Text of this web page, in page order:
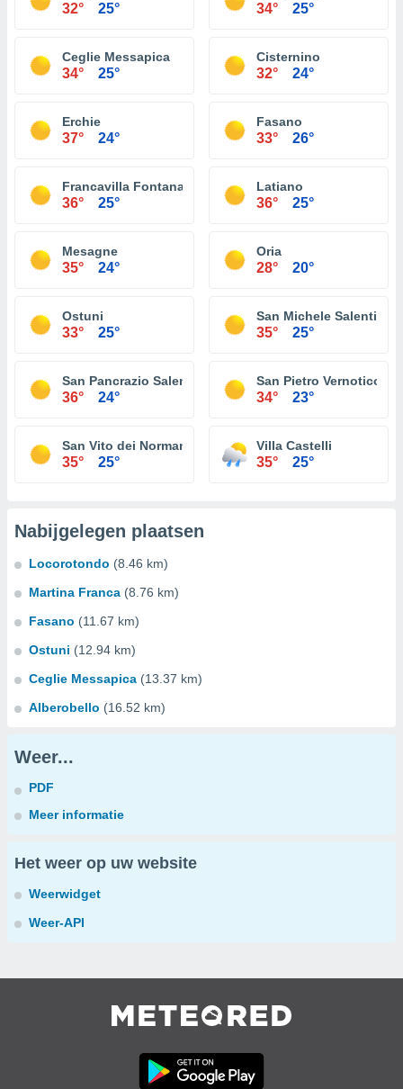
32° 25° 34° 25°
Ceglie Messapica
34° 25°
Cisternino
32° 24°
Erchie
37° 24°
Fasano
33° 26°
Francavilla Fontana
36° 25°
Latiano
36° 25°
Mesagne
35° 24°
Oria
28° 20°
Ostuni
33° 25°
San Michele Salentino
35° 25°
San Pancrazio Salentino
36° 24°
San Pietro Vernotico
34° 23°
San Vito dei Normanni
35° 25°
Villa Castelli
35° 25°
Nabijgelegen plaatsen
Locorotondo (8.46 km)
Martina Franca (8.76 km)
Fasano (11.67 km)
Ostuni (12.94 km)
Ceglie Messapica (13.37 km)
Alberobello (16.52 km)
Weer...
PDF
Meer informatie
Het weer op uw website
Weerwidget
Weer-API